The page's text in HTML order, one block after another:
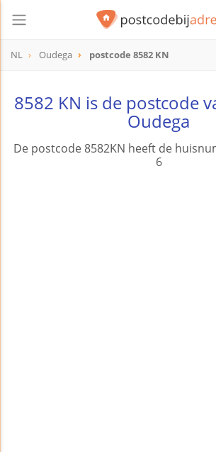
NL Oudega postcode 8582 KN
8582 KN is de postcode
Oudega
De postcode 8582KN heeft de
6